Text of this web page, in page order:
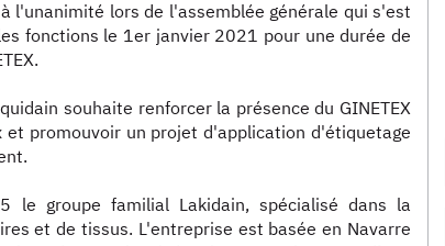
l'unanimité lors de l'assemblée générale qui s'est
fonctions le 1er janvier 2021 pour une durée de
souhaite renforcer la présence du GINETEX
promouvoir un projet d'application d'étiquetage
le groupe familial Lakidain, spécialisé dans la
et de tissus. L'entreprise est basée en Navarre